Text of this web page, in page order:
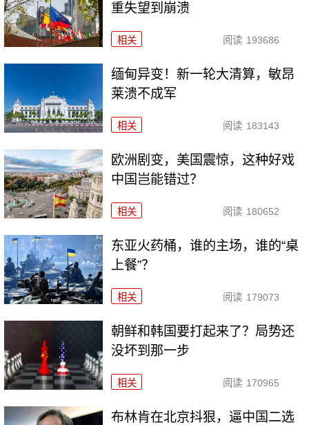
重失望到崩溃
相关 阅读 193686
缅甸异变！新一轮大清算，敏昂
莱溃不成军
相关 阅读 183143
欧洲剧变，美国震惊，这种好戏
中国岂能错过？
相关 阅读 180652
东亚火药桶，谁的主场，谁的“桌
上餐”？
相关 阅读 179073
朝鲜和韩国要打起来了？局势还
没坏到那一步
相关 阅读 170965
布林肯在北京抖狠，逼中国二选